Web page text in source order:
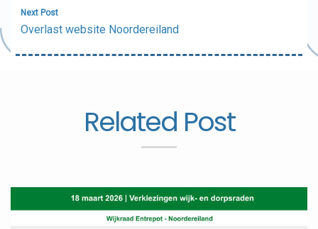
Next Post
Overlast website Noordereiland
Related Post